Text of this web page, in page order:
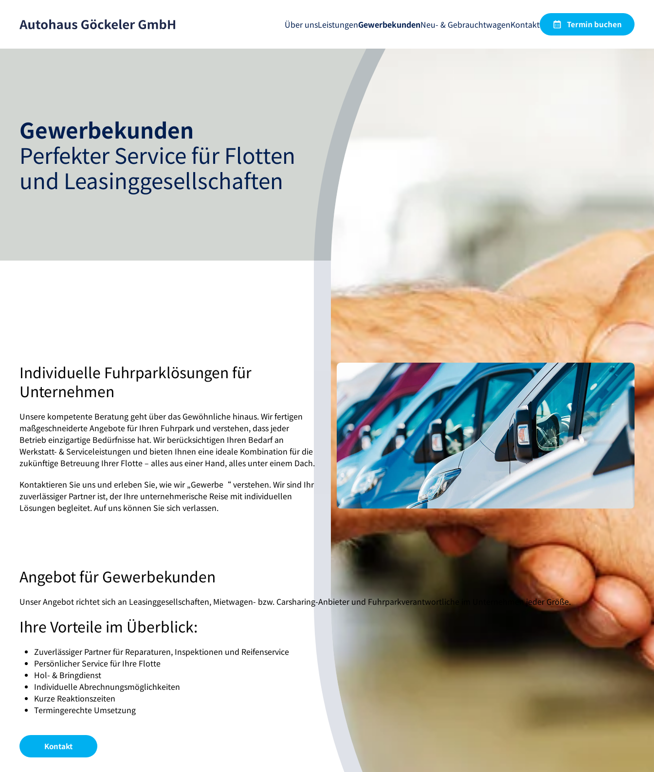
Skip to main content Über unsLeistungenGewerbekundenNeu- & GebrauchtwagenKontakt Termin buchen
Gewerbekunden
Perfekter Service für Flotten
und Leasinggesellschaften
Individuelle Fuhrparklösungen für
Unternehmen
Unsere kompetente Beratung geht über das Gewöhnliche hinaus. Wir fertigen
maßgeschneiderte Angebote für Ihren Fuhrpark und verstehen, dass jeder
Betrieb einzigartige Bedürfnisse hat. Wir berücksichtigen Ihren Bedarf an
Werkstatt- & Serviceleistungen und bieten Ihnen eine ideale Kombination für die
zukünftige Betreuung Ihrer Flotte – alles aus einer Hand, alles unter einem Dach.
Kontaktieren Sie uns und erleben Sie, wie wir „Gewerbe“ verstehen. Wir sind Ihr
zuverlässiger Partner ist, der Ihre unternehmerische Reise mit individuellen
Lösungen begleitet. Auf uns können Sie sich verlassen.
Angebot für Gewerbekunden
Unser Angebot richtet sich an Leasinggesellschaften, Mietwagen- bzw. Carsharing-Anbieter und Fuhrparkverantwortliche im Unternehmen jeder Größe.
Ihre Vorteile im Überblick:
Zuverlässiger Partner für Reparaturen, Inspektionen und Reifenservice
Persönlicher Service für Ihre Flotte
Hol- & Bringdienst
Individuelle Abrechnungsmöglichkeiten
Kurze Reaktionszeiten
Termingerechte Umsetzung
Kontakt